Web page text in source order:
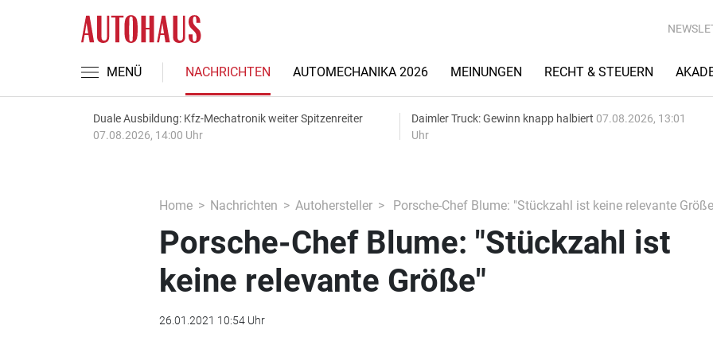
MENÜ NACHRICHTEN AUTOMECHANIKA 2026 MEINUNGEN RECHT & STEUERN
Duale Ausbildung: Kfz-Mechatronik weiter Spitzenreiter
07.08.2026, 14:00 Uhr
Daimler Truck: Gewinn knapp halbiert 07.08.2026, 13:01
Uhr
Home Nachrichten Autohersteller Porsche-Chef Blume: "Stückzahl ist keine relevante
Porsche-Chef Blume: "Stückzahl ist
keine relevante Größe"
26.01.2021 10:54 Uhr